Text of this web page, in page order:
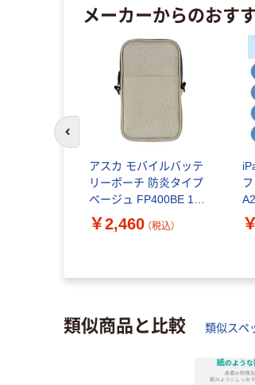
メーカーからのおす
アスカ モバイルバッテ
リーポーチ 防炎タイプ
ベージュ FP400BE 1個
（直送品）
￥2,460 （税込）
前のスライドへ
類似商品と比較 類似スペ